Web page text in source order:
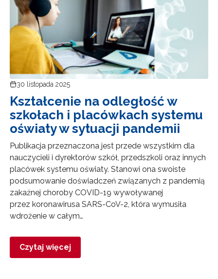
30 listopada 2025
Kształcenie na odległość w
szkołach i placówkach systemu
oświaty w sytuacji pandemii
Publikacja przeznaczona jest przede wszystkim dla
nauczycieli i dyrektorów szkół, przedszkoli oraz innych
placówek systemu oświaty. Stanowi ona swoiste
podsumowanie doświadczeń związanych z pandemią
zakaźnej choroby COVID-19 wywoływanej
przez koronawirusa SARS-CoV-2, która wymusiła
wdrożenie w całym…
Czytaj więcej